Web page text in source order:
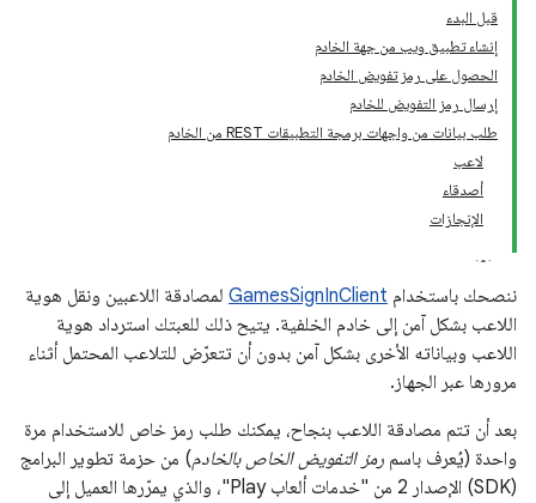
قبل البدء
إنشاء تطبيق ويب من جهة الخادم
الحصول على رمز تفويض الخادم
إرسال رمز التفويض للخادم
طلب بيانات من واجهات برمجة التطبيقات REST من الخادم
لاعب
أصدقاء
الإنجازات
ننصحك باستخدام GamesSignInClient لمصادقة اللاعبين ونقل هوية
اللاعب بشكل آمن إلى خادم الخلفية. يتيح ذلك للعبتك استرداد هوية
اللاعب وبياناته الأخرى بشكل آمن بدون أن تتعرّض للتلاعب المحتمل أثناء
مرورها عبر الجهاز.
بعد أن تتم مصادقة اللاعب بنجاح، يمكنك طلب رمز خاص للاستخدام مرة
واحدة (يُعرف باسم رمز التفويض الخاص بالخادم) من حزمة تطوير البرامج
(SDK) الإصدار 2 من "خدمات ألعاب Play"، والذي يمرّرها العميل إلى